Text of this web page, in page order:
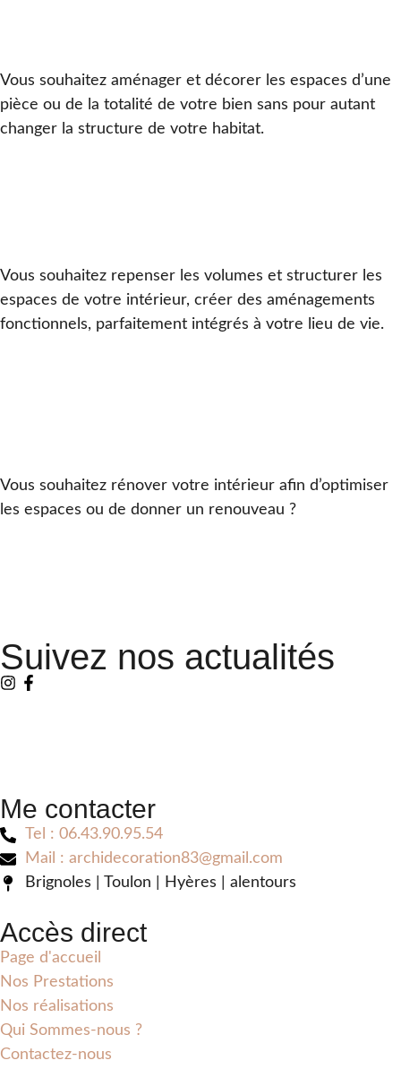
Vous souhaitez aménager et décorer les espaces d’une
pièce ou de la totalité de votre bien sans pour autant
changer la structure de votre habitat.
Vous souhaitez repenser les volumes et structurer les
espaces de votre intérieur, créer des aménagements
fonctionnels, parfaitement intégrés à votre lieu de vie.
Vous souhaitez rénover votre intérieur afin d’optimiser
les espaces ou de donner un renouveau ?
Suivez nos actualités
Me contacter
Tel : 06.43.90.95.54
Mail : archidecoration83@gmail.com
Brignoles | Toulon | Hyères | alentours
Accès direct
Page d'accueil
Nos Prestations
Nos réalisations
Qui Sommes-nous ?
Contactez-nous